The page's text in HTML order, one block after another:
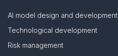
AI model design and development
Technological development
Risk management